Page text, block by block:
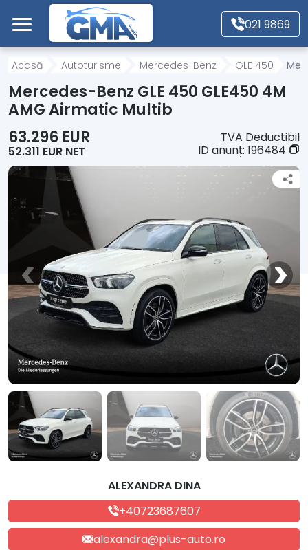
Mergi direct la conținutul principal
021 9869
Acasă
Autoturisme
Motociclete
Autoutilitare
Alte tipuri vehicule
Despre Noi
Contact
Acasă Autoturisme Mercedes-Benz GLE 450
Mercedes-Benz GLE 450 GLE450 4M
AMG Airmatic Multib
63.296 EUR
52.311 EUR NET
TVA Deductibil
ID anunț: 196484
ALEXANDRA DINA
+40723687607
alexandra@plus-auto.ro